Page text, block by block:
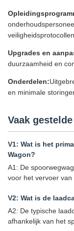
veiligheidsprotocollen.
Upgrades en
duurzaamheid en
Onderdelen:
en minimale
Vaak
V1: Wat is het
Wagon?
A1: De
voor het vervoer van
V2: Wat is de
A2: De typische
afhankelijk van het